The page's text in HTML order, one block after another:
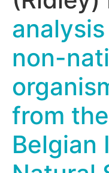
non-
from
Belgian